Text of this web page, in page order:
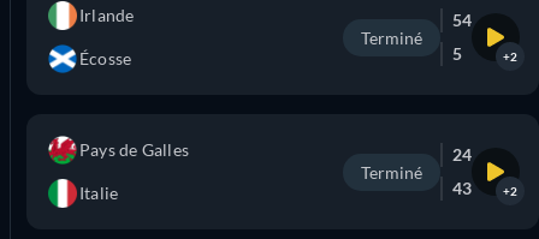
Irlande
Écosse
Terminé
54
5
+2
Pays de Galles
Italie
Terminé
24
43
+2